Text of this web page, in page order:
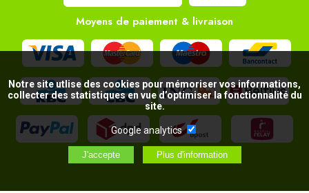
Moyens de paiement & livraison
Notre site utlise des cookies pour mémoriser vos informations,
collecter des statistiques en vue d’optimiser la fonctionnalité du
site.
Google analytics